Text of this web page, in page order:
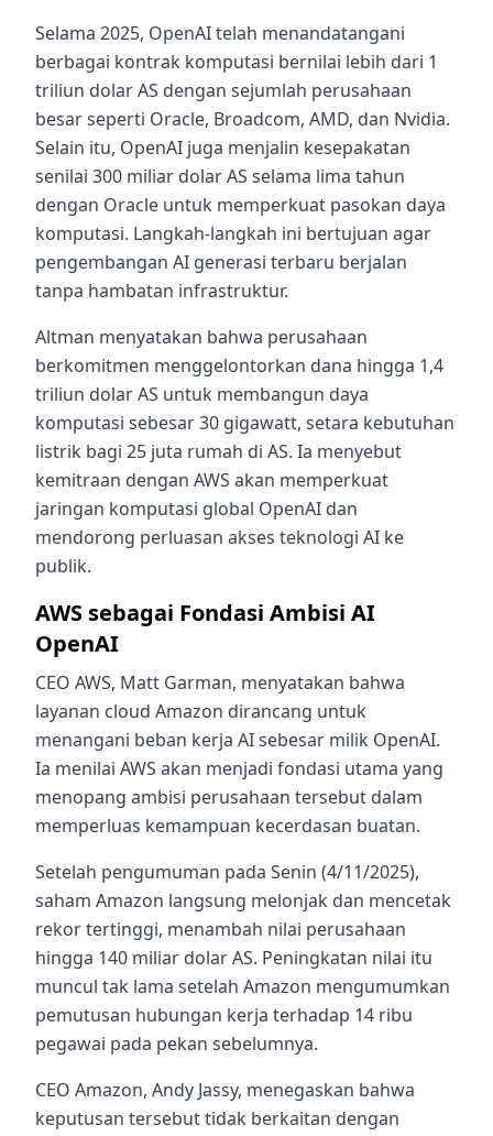
Selama 2025, OpenAI telah menandatangani
berbagai kontrak komputasi bernilai lebih dari 1
triliun dolar AS dengan sejumlah perusahaan
besar seperti Oracle, Broadcom, AMD, dan Nvidia.
Selain itu, OpenAI juga menjalin kesepakatan
senilai 300 miliar dolar AS selama lima tahun
dengan Oracle untuk memperkuat pasokan daya
komputasi. Langkah-langkah ini bertujuan agar
pengembangan AI generasi terbaru berjalan
tanpa hambatan infrastruktur.
Altman menyatakan bahwa perusahaan
berkomitmen menggelontorkan dana hingga 1,4
triliun dolar AS untuk membangun daya
komputasi sebesar 30 gigawatt, setara kebutuhan
listrik bagi 25 juta rumah di AS. Ia menyebut
kemitraan dengan AWS akan memperkuat
jaringan komputasi global OpenAI dan
mendorong perluasan akses teknologi AI ke
publik.
AWS sebagai Fondasi Ambisi AI
OpenAI
CEO AWS, Matt Garman, menyatakan bahwa
layanan cloud Amazon dirancang untuk
menangani beban kerja AI sebesar milik OpenAI.
Ia menilai AWS akan menjadi fondasi utama yang
menopang ambisi perusahaan tersebut dalam
memperluas kemampuan kecerdasan buatan.
Setelah pengumuman pada Senin (4/11/2025),
saham Amazon langsung melonjak dan mencetak
rekor tertinggi, menambah nilai perusahaan
hingga 140 miliar dolar AS. Peningkatan nilai itu
muncul tak lama setelah Amazon mengumumkan
pemutusan hubungan kerja terhadap 14 ribu
pegawai pada pekan sebelumnya.
CEO Amazon, Andy Jassy, menegaskan bahwa
keputusan tersebut tidak berkaitan dengan